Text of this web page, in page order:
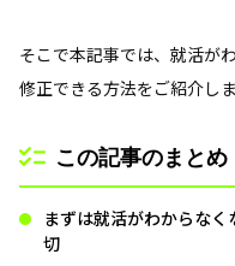
そこで本記事では、就活が
修正できる方法をご紹介し
この記事のまとめ
まずは就活がわからな
切